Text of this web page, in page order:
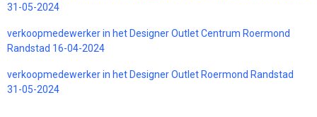
31-05-2024
verkoopmedewerker in het Designer Outlet Centrum Roermond
Randstad 16-04-2024
verkoopmedewerker in het Designer Outlet Roermond Randstad
31-05-2024